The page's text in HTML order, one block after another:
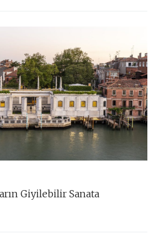
Giyilebilir Sanata